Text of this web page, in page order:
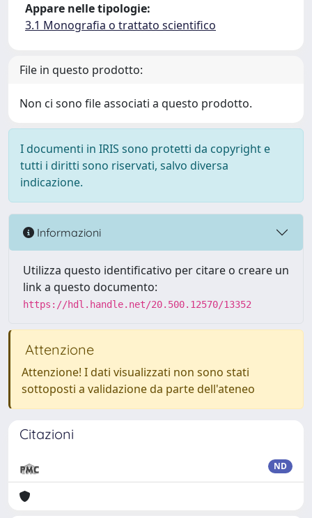
Appare nelle tipologie:
3.1 Monografia o trattato scientifico
File in questo prodotto:
Non ci sono file associati a questo prodotto.
I documenti in IRIS sono protetti da copyright e
tutti i diritti sono riservati, salvo diversa
indicazione.
Informazioni
Utilizza questo identificativo per citare o creare un
link a questo documento:
https://hdl.handle.net/20.500.12570/13352
Attenzione
Attenzione! I dati visualizzati non sono stati
sottoposti a validazione da parte dell'ateneo
Citazioni
ND